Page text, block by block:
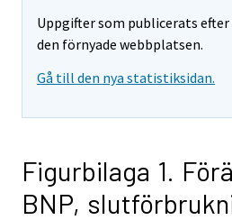
Uppgifter som publicerats efter
den förnyade webbplatsen.
Gå till den nya statistiksidan.
Figurbilaga 1.
BNP,